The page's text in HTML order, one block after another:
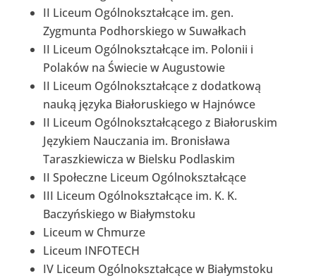
II Liceum Ogólnokształcące im. gen.
Zygmunta Podhorskiego w Suwałkach
II Liceum Ogólnokształcące im. Polonii i
Polaków na Świecie w Augustowie
II Liceum Ogólnokształcące z dodatkową
nauką języka Białoruskiego w Hajnówce
II Liceum Ogólnokształcącego z Białoruskim
Językiem Nauczania im. Bronisława
Taraszkiewicza w Bielsku Podlaskim
II Społeczne Liceum Ogólnokształcące
III Liceum Ogólnokształcące im. K. K.
Baczyńskiego w Białymstoku
Liceum w Chmurze
Liceum INFOTECH
IV Liceum Ogólnokształcące w Białymstoku